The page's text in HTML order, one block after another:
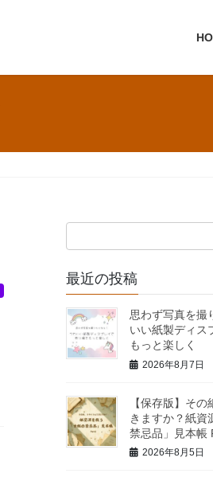
最近の投稿
思わず写真を撮
いい紙製ディス
もっと楽しく
2026年8月7日
【保存版】そ
きますか？紙資
禁忌品」見本帳
2026年8月5日